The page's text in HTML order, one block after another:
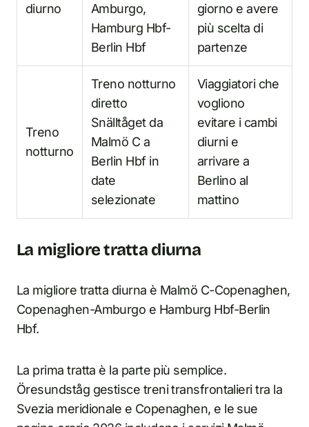
diurno
Amburgo,
Hamburg Hbf-
Berlin Hbf
giorno e avere
più scelta di
partenze
Treno
notturno
Treno notturno
diretto
Snälltåget da
Malmö C a
Berlin Hbf in
date
selezionate
Viaggiatori che
vogliono
evitare i cambi
diurni e
arrivare a
Berlino al
mattino
La migliore tratta diurna
La migliore tratta diurna è Malmö C-Copenaghen,
Copenaghen-Amburgo e Hamburg Hbf-Berlin
Hbf.
La prima tratta è la parte più semplice.
Öresundståg gestisce treni transfrontalieri tra la
Svezia meridionale e Copenaghen, e le sue